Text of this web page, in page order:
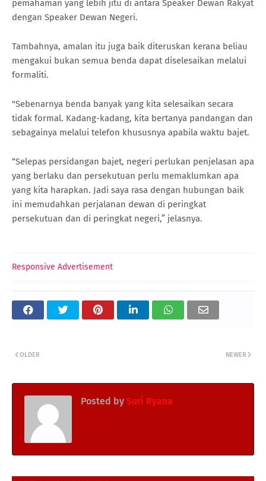
pemahaman yang lebih jitu di antara Speaker Dewan Rakyat
dengan Speaker Dewan Negeri.
Tambahnya, amalan itu juga baik diteruskan kerana beliau
mengakui bukan semua benda dapat diselesaikan melalui
formaliti.
"Sebenarnya benda banyak yang kita selesaikan secara
tidak formal. Kadang-kadang, kita bertanya pandangan dan
sebagainya melalui telefon khususnya apabila waktu bajet.
“Selepas persidangan bajet, negeri perlukan penjelasan apa
yang berlaku dan persekutuan perlu memaklumkan apa
yang kita harapkan. Jadi saya rasa dengan hubungan baik
ini memudahkan perjalanan dewan di peringkat
persekutuan dan di peringkat negeri,” jelasnya.
Responsive Advertisement
NEWER
OLDER
Posted by Suri Ryana